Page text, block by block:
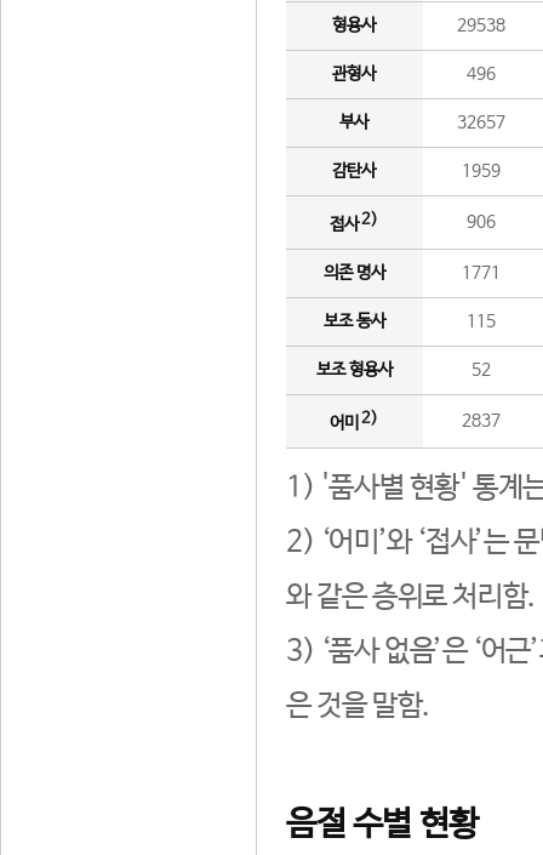
형용사 29538
관형사 496
부사 32657
감탄사 1959
접사2) 906
의존 명사 1771
보조 동사 115
보조 형용사 52
어미 2) 2837
1) '품사별 현황' 통계
2) ‘어미’와 ‘접사’는
와 같은 층위로 처리함.
3) ‘품사 없음’은 ‘어
은 것을 말함.
음절 수별 현황